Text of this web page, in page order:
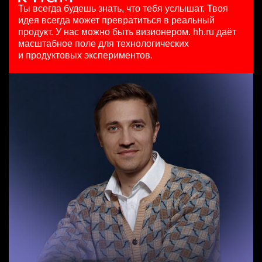
20 июл. 2026
з/п не указана
Ярославль
HeadHunter::Коммерческий департамент
111800 - 186500 ₽
Ярославль
Менеджер по продажам крупному бизнесу
HeadHunter::Телефонные продажи
29 июл. 2026
з/п не указана
Москва
Младший SEO специалист
HeadHunter::Департамент маркетинга
10 июл. 2026
з/п не указана
Москва
Ты всегда будешь знать, что тебя услышат. Твоя
идея всегда может превратиться в реальный
продукт. У нас можно быть визионером. hh.ru даёт
масштабное поле для технологических
и продуктовых экспериментов.